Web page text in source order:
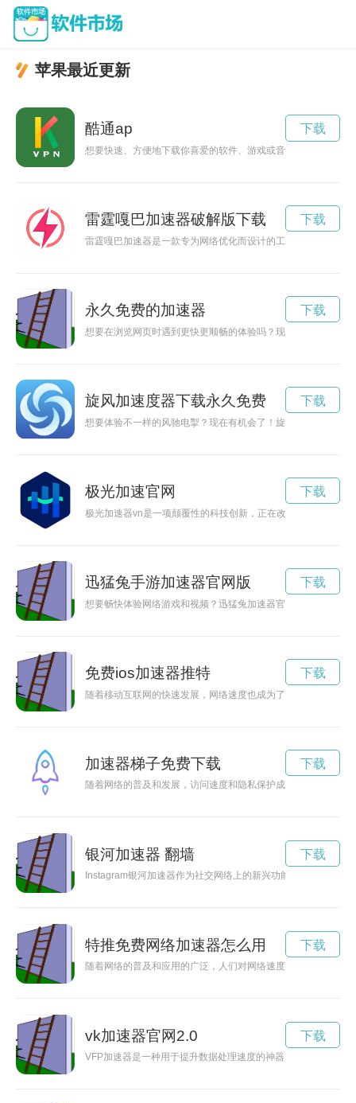
苹果最近更新
酷通ap
想要快速、方便地下载你喜爱的软件、游戏或音乐吗？那就快
下载
雷霆嘎巴加速器破解版下载
雷霆嘎巴加速器是一款专为网络优化而设计的工具，最新版本
下载
永久免费的加速器
想要在浏览网页时遇到更快更顺畅的体验吗？现在可以免费试
下载
旋风加速度器下载永久免费
想要体验不一样的风驰电掣？现在有机会了！旋风加速度器免
下载
极光加速官网
极光加速器vn是一项颠覆性的科技创新，正在改变我们的生活
下载
迅猛兔手游加速器官网版
想要畅快体验网络游戏和视频？迅猛兔加速器官网现已提供免
下载
免费ios加速器推特
随着移动互联网的快速发展，网络速度也成为了人们关注的焦
下载
加速器梯子免费下载
随着网络的普及和发展，访问速度和隐私保护成了网络用户最
下载
银河加速器 翻墙
Instagram银河加速器作为社交网络上的新兴功能，正在改变
下载
特推免费网络加速器怎么用
随着网络的普及和应用的广泛，人们对网络速度的要求也越来
下载
vk加速器官网2.0
VFP加速器是一种用于提升数据处理速度的神器，通过优化数
下载